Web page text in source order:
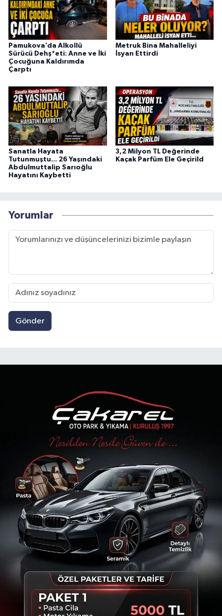
Pamukova’da Alkollü
Sürücü Dehş*eti: Anne ve İki
Çocuğuna Kaldırımda
Çarptı
Metruk Bina Mahalleliyi
İsyan Ettirdi
Sanatla Hayata
Tutunmuştu... 26 Yaşındaki
Abdulmuttalip Sarıoğlu
Hayatını Kaybetti
3,2 Milyon TL Değerinde
Kaçak Parfüm Ele Geçirild
Yorumlar
Gönder